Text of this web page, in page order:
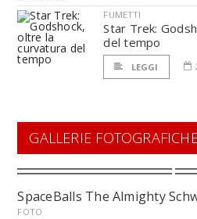
FUMETTI
Star Trek:
del tempo
LEGGI
GALLERIE FOTOGRAFICHE
SpaceBalls The Almighty
FOTO